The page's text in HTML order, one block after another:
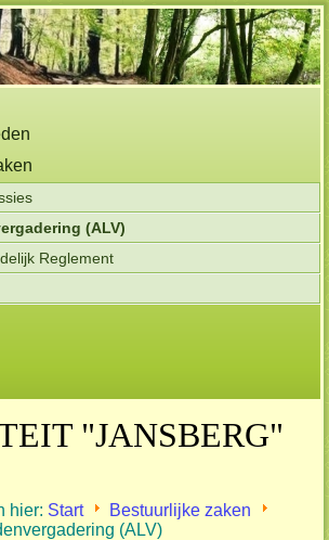
(ALV)
Reglement
"JANSBERG"
hier: Start
Bestuurlijke zaken
(ALV)